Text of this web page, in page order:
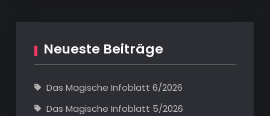
Neueste Beiträge
Das Magische Infoblatt 6/2026
Das Magische Infoblatt 5/2026